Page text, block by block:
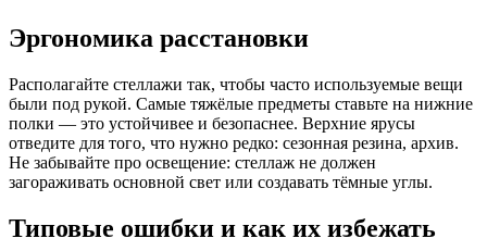
Эргономика расстановки
Располагайте стеллажи так, чтобы часто используемые вещи
были под рукой. Самые тяжёлые предметы ставьте на нижние
полки — это устойчивее и безопаснее. Верхние ярусы
отведите для того, что нужно редко: сезонная резина, архив.
Не забывайте про освещение: стеллаж не должен
загораживать основной свет или создавать тёмные углы.
Типовые ошибки и как их избежать